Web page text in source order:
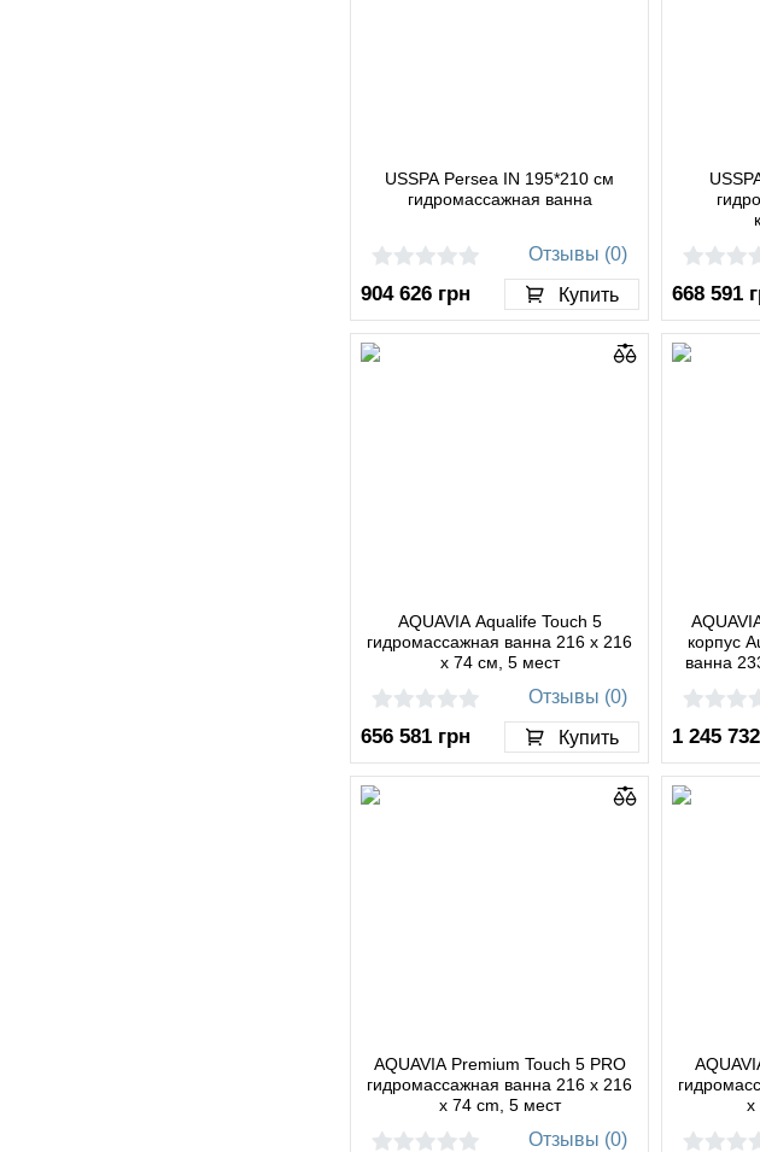
USSPA Persea IN 195*210 см
гидромассажная ванна
Отзывы (0)
904 626 грн Купить 668 591
AQUAVIA Aqualife Touch 5
гидромассажная ванна 216 x 216
x 74 см, 5 мест
Отзывы (0)
656 581 грн Купить
корпус
ванна
1 245 732
AQUAVIA Premium Touch 5 PRO
гидромассажная ванна 216 x 216
x 74 cm, 5 мест
Отзывы (0)
x